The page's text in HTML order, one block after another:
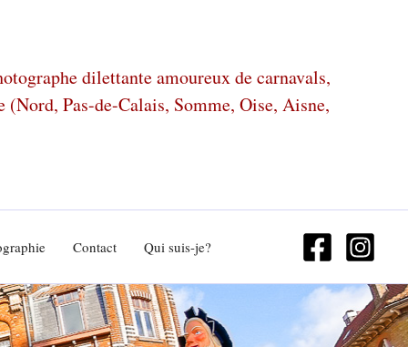
dilettante amoureux de carnavals,
(Nord, Pas-de-Calais, Somme, Oise, Aisne,
Contact Qui suis-je?